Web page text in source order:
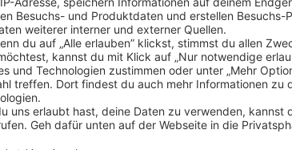
Aushilfsjobs
Chat Bewerbung
Aushilfsjobs